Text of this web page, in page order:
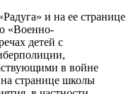
и на ее странице
«Военно-
детей с
в войне
странице школы